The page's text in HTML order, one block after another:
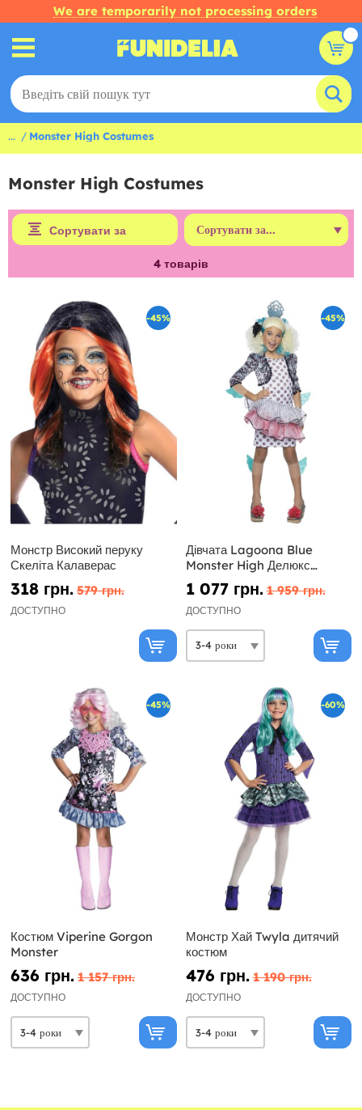
We are temporarily not processing orders
... Monster High Costumes
Monster High Costumes
Сортувати за
4 товарів
-45%
Монстр Високий перуку
Скеліта Калаверас
318 грн. 579 грн.
ДОСТУПНО
-45%
Дівчата Lagoona Blue
Monster High Делюкс
костюм
1 077 грн. 1 959 грн.
ДОСТУПНО
-45%
Костюм Viperine Gorgon
Monster
636 грн. 1 157 грн.
ДОСТУПНО
-60%
Монстр Хай Twyla дитячий
костюм
476 грн. 1 190 грн.
ДОСТУПНО